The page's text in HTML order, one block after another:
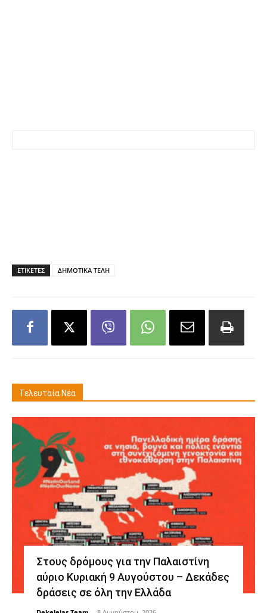
ΕΤΙΚΕΤΕΣ ΔΗΜΟΤΙΚΑ ΤΕΛΗ
Τελευταία Νέα
Στους δρόμους για την Παλαιστίνη
αύριο Κυριακή 9 Αυγούστου – Δεκάδες
δράσεις σε όλη την Ελλάδα